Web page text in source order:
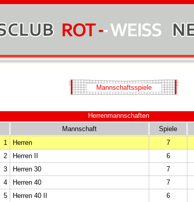
Mannschaftsspiele
Herrenmannschaften
Mannschaft
Spiele
1
Herren 7
2
Herren II 6
3
Herren 30 7
4
Herren 40 7
5
Herren 40 II 6